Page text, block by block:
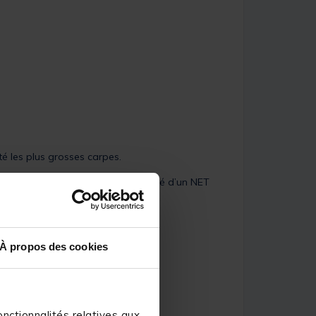
À propos des cookies
les plus grosses carpes.
De plus, il est également équipé d’un NET